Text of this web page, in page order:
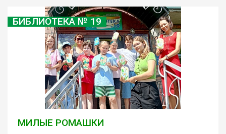
БИБЛИОТЕКА № 19
МИЛЫЕ РОМАШКИ